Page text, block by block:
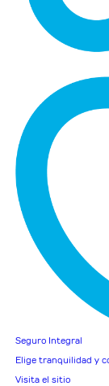
Seguro Integral
Elige tranquilidad y
Visita el sitio